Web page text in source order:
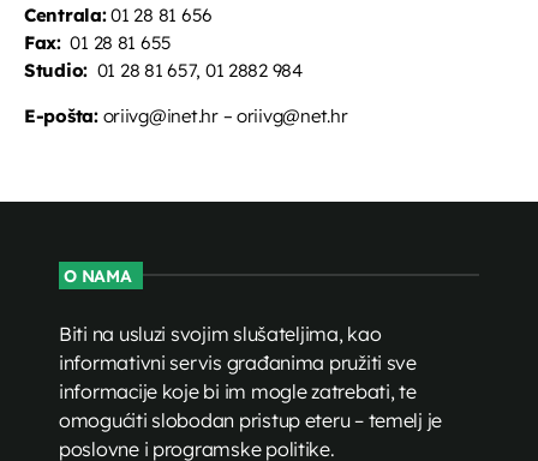
Centrala:01 28 81 656
Fax:01 28 81 655
Studio: 01 28 81 657, 01 2882 984
E-pošta:oriivg@inet.hr – oriivg@net.hr
O NAMA
Biti na usluzi svojim slušateljima, kao
informativni servis građanima pružiti sve
informacije koje bi im mogle zatrebati, te
omogućiti slobodan pristup eteru – temelj je
poslovne i programske politike.